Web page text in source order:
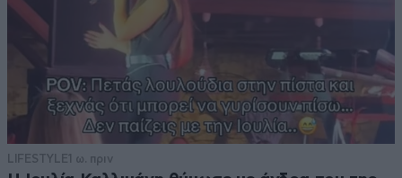
LIFESTYLE1 ω. πριν